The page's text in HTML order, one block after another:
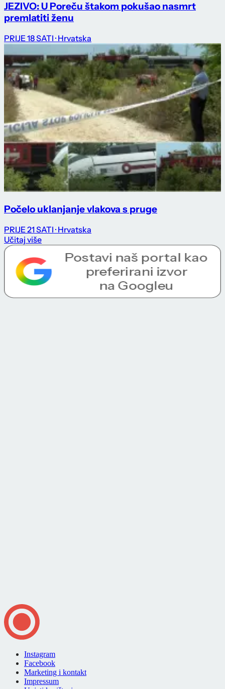
JEZIVO: U Poreču štakom pokušao nasmrt
premlatiti ženu
PRIJE 18 SATI · Hrvatska
Počelo uklanjanje vlakova s pruge
PRIJE 21 SATI · Hrvatska
Učitaj više
Instagram
Facebook
Marketing i kontakt
Impressum